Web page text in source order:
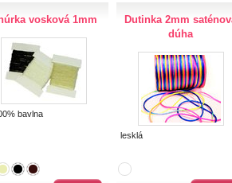
vosková 1mm
bavlna
Dutinka 2mm
dúha
lesklá